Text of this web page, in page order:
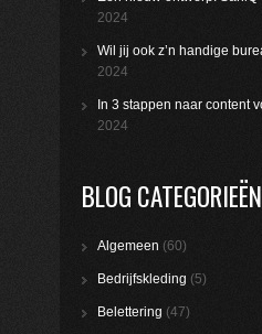
2024
Wil jij ook z’n handige
2024
In 3 stappen naar content
2024
BLOG CATEGORIEËN
Algemeen (60)
Bedrijfskleding (5)
Belettering (47)